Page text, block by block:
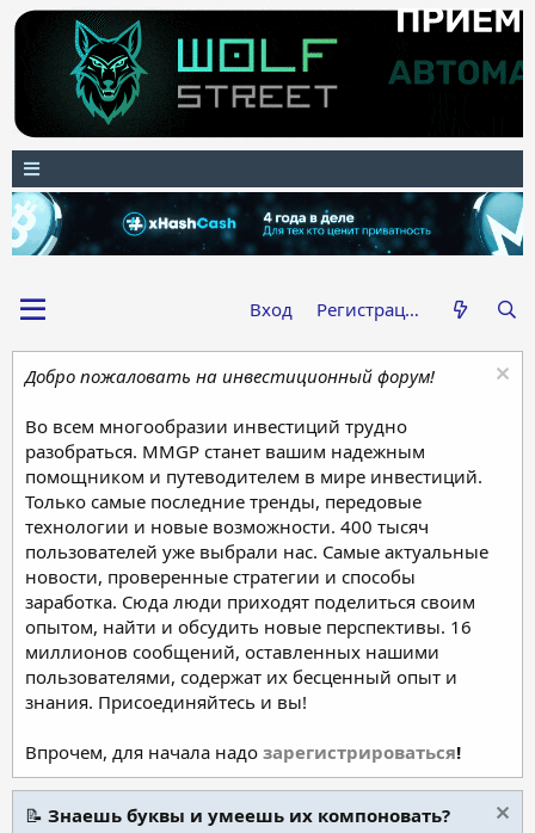
Вход Регистрация
Добро пожаловать на инвестиционный форум!
Во всем многообразии инвестиций трудно
разобраться. MMGP станет вашим надежным
помощником и путеводителем в мире инвестиций.
Только самые последние тренды, передовые
технологии и новые возможности. 400 тысяч
пользователей уже выбрали нас. Самые актуальные
новости, проверенные стратегии и способы
заработка. Сюда люди приходят поделиться своим
опытом, найти и обсудить новые перспективы. 16
миллионов сообщений, оставленных нашими
пользователями, содержат их бесценный опыт и
знания. Присоединяйтесь и вы!
Впрочем, для начала надо зарегистрироваться!
📝 Знаешь буквы и умеешь их компоновать?